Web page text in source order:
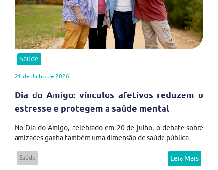
Saúde
21 de Julho de 2026
Dia do Amigo: vínculos afetivos reduzem o
estresse e protegem a saúde mental
No Dia do Amigo, celebrado em 20 de julho, o debate sobre
amizades ganha também uma dimensão de saúde pública....
Saúde Leia Mais